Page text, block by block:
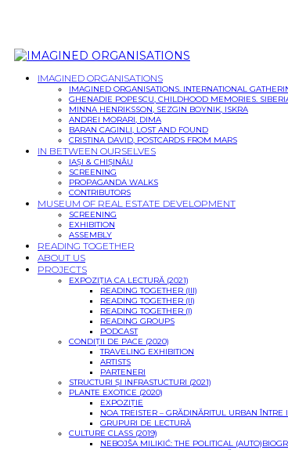
IMAGINED ORGANISATIONS
IMAGINED ORGANISATIONS. INTERNATIONAL
GHENADIE POPESCU, CHILDHOOD MEMORIES.
MINNA HENRIKSSON, SEZGIN BOYNIK, ISKRA
ANDREI MORARI, DIMA
BARAN CAGINLI, LOST AND FOUND
CRISTINA DAVID, POSTCARDS FROM MARS
IN BETWEEN OURSELVES
IAȘI & CHIȘINĂU
SCREENING
PROPAGANDA WALKS
CONTRIBUTORS
MUSEUM OF REAL ESTATE DEVELOPMENT
SCREENING
EXHIBITION
ASSEMBLY
READING TOGETHER
ABOUT US
PROJECTS
EXPOZIȚIA CA LECTURĂ (2021)
READING TOGETHER (III)
READING TOGETHER (II)
READING TOGETHER (I)
READING GROUPS
PODCAST
CONDIȚII DE PACE (2020)
TRAVELING EXHIBITION
ARTISTS
PARTENERI
STRUCTURI ȘI INFRASTUCTURI (2021)
PLANTE EXOTICE (2020)
EXPOZIȚIE
NOA TREISTER – GRĂDINĂRITUL URBAN
GRUPURI DE LECTURĂ
CULTURE CLASS (2019)
NEBOJŠA MILIKIĆ: THE POLITICAL